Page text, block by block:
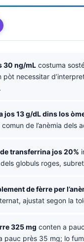
30 ng/mL costuma
pòt necessitar
jos 13 g/dL dins los
de l’anèmia dels
transferrina jos 20%
globuls roges,
de fèrre per
ajustat segon la
325 mg conten a
pauc près 35 mg; lo